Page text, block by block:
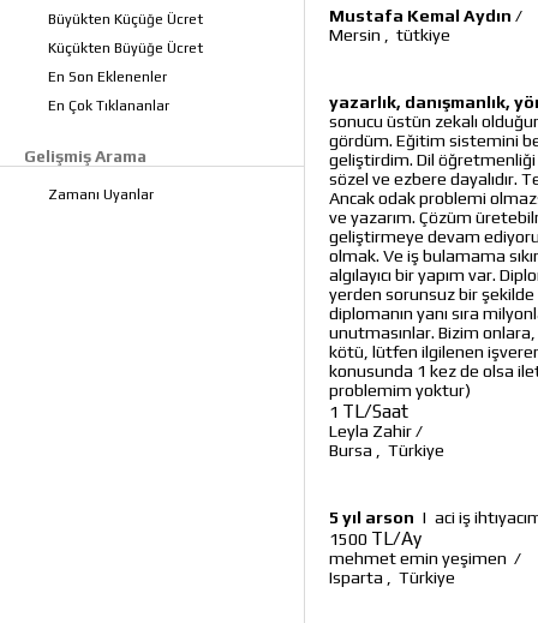
Büyükten Küçüğe Ücret
Küçükten Büyüğe Ücret
En Son Eklenenler
En Çok Tıklananlar
Gelişmiş Arama
Zamanı Uyanlar
Mustafa Kemal Aydın /
Mersin
tütkiye
yazarlık, danışmanlık,
sonucu üstün zekalı
gördüm. Eğitim sistemini
geliştirdim. Dil öğretmenliği
sözel ve ezbere dayalıdır.
Ancak odak problemi
ve yazarım. Çözüm
geliştirmeye devam
olmak. Ve iş bulamama
algılayıcı bir yapım var.
yerden sorunsuz bir şekilde
diplomanın yanı sıra
unutmasınlar. Bizim
kötü, lütfen ilgilenen
konusunda 1 kez de olsa
problemim yoktur)
1 TL/Saat
Leyla Zahir/
Bursa
Türkiye
5 yıl arson | aci iş
1500 TL/Ay
mehmet emin yeşimen /
Isparta
Türkiye